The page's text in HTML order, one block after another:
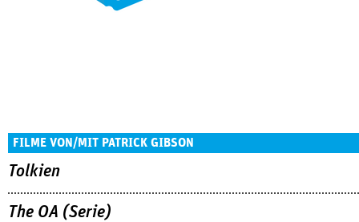
FILME VON/MIT PATRICK GIBSON
Tolkien
The OA (Serie)